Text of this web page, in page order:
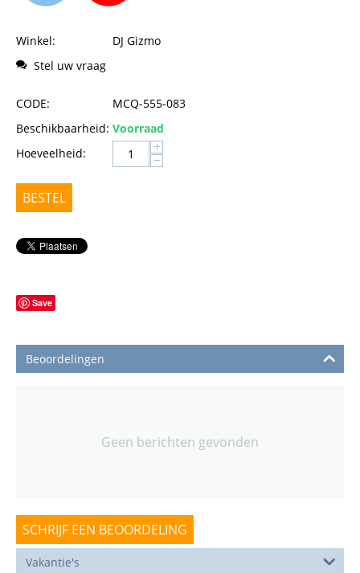
Winkel:
DJ Gizmo
Stel uw vraag
CODE:
MCQ-555-083
Beschikbaarheid: Voorraad
Hoeveelheid:
+
−
BESTEL
Save
Beoordelingen
Geen berichten gevonden
SCHRIJF EEN BEOORDELING
Vakantie's